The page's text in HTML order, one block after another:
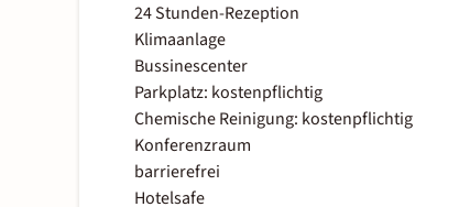
24 Stunden-Rezeption
Klimaanlage
Bussinescenter
Parkplatz: kostenpflichtig
Chemische Reinigung: kostenpflichtig
Konferenzraum
barrierefrei
Hotelsafe